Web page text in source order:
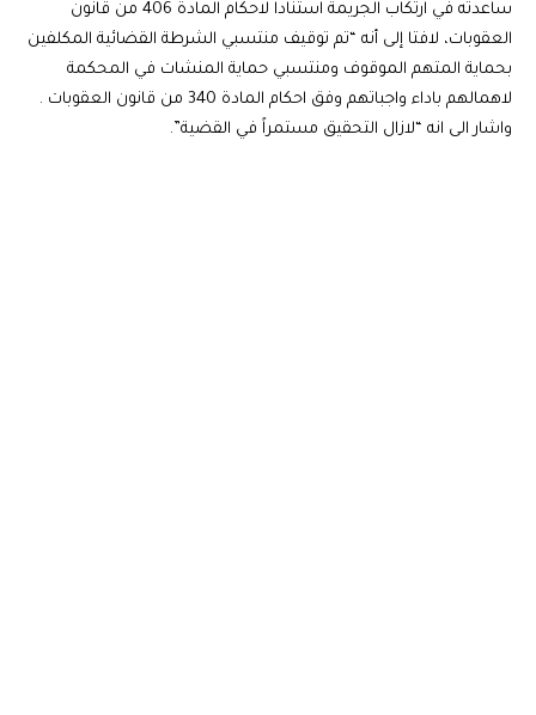
ساعدته في ارتكاب الجريمة استنادا لاحكام المادة 406 من قانون
العقوبات، لافتا إلى أنه “تم توقيف منتسبي الشرطة القضائية المكلفين
بحماية المتهم الموقوف ومنتسبي حماية المنشات في المحكمة
لاهمالهم باداء واجباتهم وفق احكام المادة 340 من قانون العقوبات .
واشار الى انه “لازال التحقيق مستمراً في القضية”.